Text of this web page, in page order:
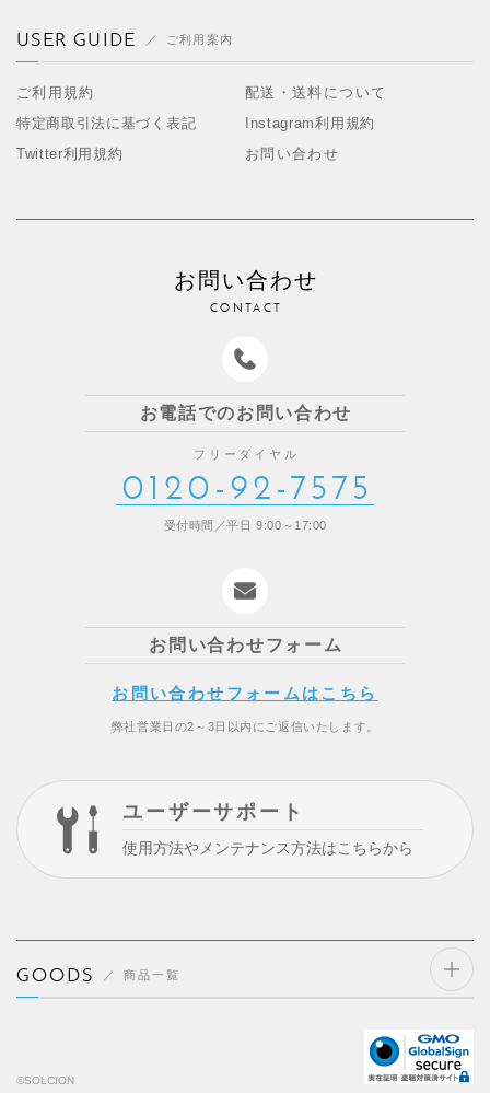
USER GUIDE ご利用案内
ご利用規約
配送・送料について
特定商取引法に基づく表記
Instagram利用規約
Twitter利用規約
お問い合わせ
お問い合わせ
CONTACT
お電話でのお問い合わせ
フリーダイヤル
0120-92-7575
受付時間／平日 9:00～17:00
お問い合わせフォーム
お問い合わせフォームはこちら
弊社営業日の2～3日以内にご返信いたします。
ユーザーサポート
使用方法やメンテナンス方法はこちらから
GOODS 商品一覧
©SOLCION